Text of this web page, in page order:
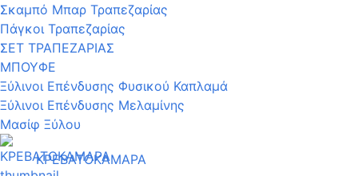
Σκαμπό Μπαρ Τραπεζαρίας
Πάγκοι Τραπεζαρίας
ΣΕΤ ΤΡΑΠΕΖΑΡΙΑΣ
ΜΠΟΥΦΕ
Ξύλινοι Επένδυσης Φυσικού Καπλαμά
Ξύλινοι Επένδυσης Μελαμίνης
Μασίφ Ξύλου
ΚΡΕΒΑΤΟΚΑΜΑΡΑ